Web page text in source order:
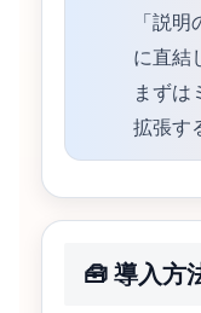
「説
に直結
まずは
拡張す
🧰 導入方